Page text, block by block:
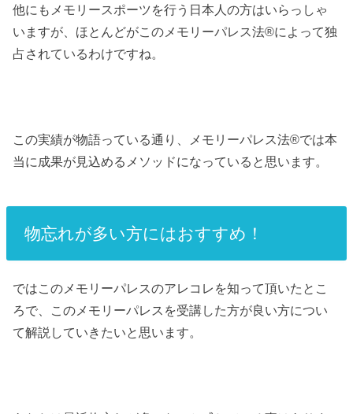
他にもメモリースポーツを行う日本人の方はいらっしゃ
いますが、ほとんどがこのメモリーパレス法®︎によって独
占されているわけですね。
この実績が物語っている通り、メモリーパレス法®︎では本
当に成果が見込めるメソッドになっていると思います。
物忘れが多い方にはおすすめ！
ではこのメモリーパレスのアレコレを知って頂いたとこ
ろで、このメモリーパレスを受講した方が良い方につい
て解説していきたいと思います。